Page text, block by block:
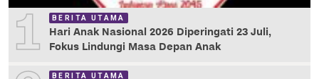
1 BERITA UTAMA
Hari Anak Nasional 2026 Diperingati 23 Juli,
Fokus Lindungi Masa Depan Anak
BERITA UTAMA